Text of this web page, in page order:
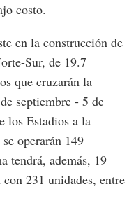
costo.
en la construcción de
Sur, de 19.7
que cruzarán la
septiembre - 5 de
los Estadios a la
operarán 149
tendrá, además, 19
231 unidades, entre